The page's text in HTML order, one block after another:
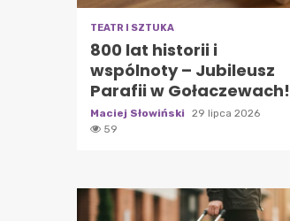
TEATR I SZTUKA
800 lat historii i
wspólnoty – Jubileusz
Parafii w Gołaczewach!
Maciej Słowiński
29 lipca 2026
59